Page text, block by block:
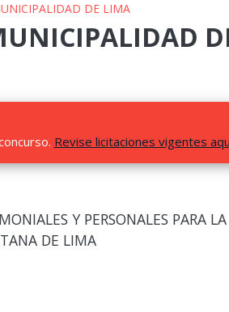
DE LIMA
Revise licitaciones vigentes
Y PERSONALES PARA LA
DE LIMA